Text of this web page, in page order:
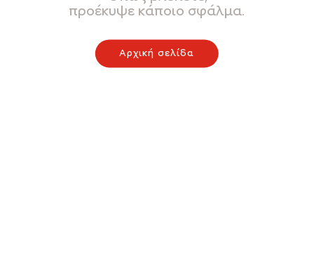
προέκυψε κάποιο σφάλμα.
Αρχική σελίδα